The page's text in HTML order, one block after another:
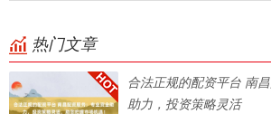
热门文章
合法正规的配资平台 南
助力，投资策略灵活